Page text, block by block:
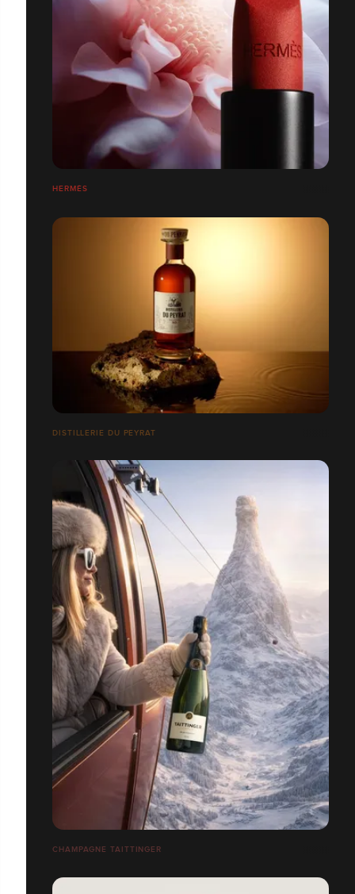
HERMÉS
DISTILLERIE DU PEYRAT
CHAMPAGNE TAITTINGER